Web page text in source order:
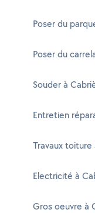
Poser du
Poser du
Souder à
Entretien
Travaux toiture
Electricité à
Gros oeuvre à